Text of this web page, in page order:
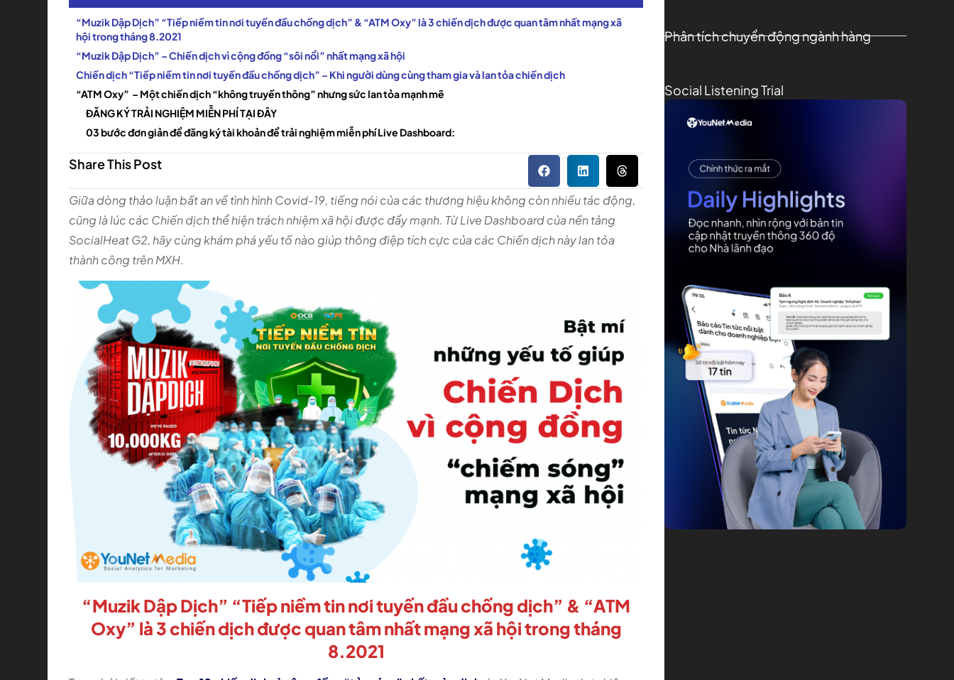
“Muzik Dập Dịch” “Tiếp niềm tin nơi tuyến đầu chống dịch” & “ATM Oxy” là 3 chiến dịch được quan tâm nhất mạng xã
hội trong tháng 8.2021
“Muzik Dập Dịch” – Chiến dịch vì cộng đồng “sôi nổi” nhất mạng xã hội
Chiến dịch “Tiếp niềm tin nơi tuyến đầu chống dịch” – Khi người dùng cùng tham gia và lan tỏa chiến dịch
“ATM Oxy” – Một chiến dịch “không truyền thông” nhưng sức lan tỏa mạnh mẽ
ĐĂNG KÝ TRẢI NGHIỆM MIỄN PHÍ TẠI ĐÂY
03 bước đơn giản để đăng ký tài khoản để trải nghiệm miễn phí Live Dashboard:
Share This Post
Giữa dòng thảo luận bất an về tình hình Covid-19, tiếng nói của các thương hiệu không còn nhiều tác động,
cũng là lúc các Chiến dịch thể hiện trách nhiệm xã hội được đẩy mạnh. Từ Live Dashboard của nền tảng
SocialHeat G2, hãy cùng khám phá yếu tố nào giúp thông điệp tích cực của các Chiến dịch này lan tỏa
thành công trên MXH.
“Muzik Dập Dịch” “Tiếp niềm tin nơi tuyến đầu chống dịch” & “ATM
Oxy” là 3 chiến dịch được quan tâm nhất mạng xã hội trong tháng
8.2021
Phân tích chuyển động ngành hàng
Social Listening Trial